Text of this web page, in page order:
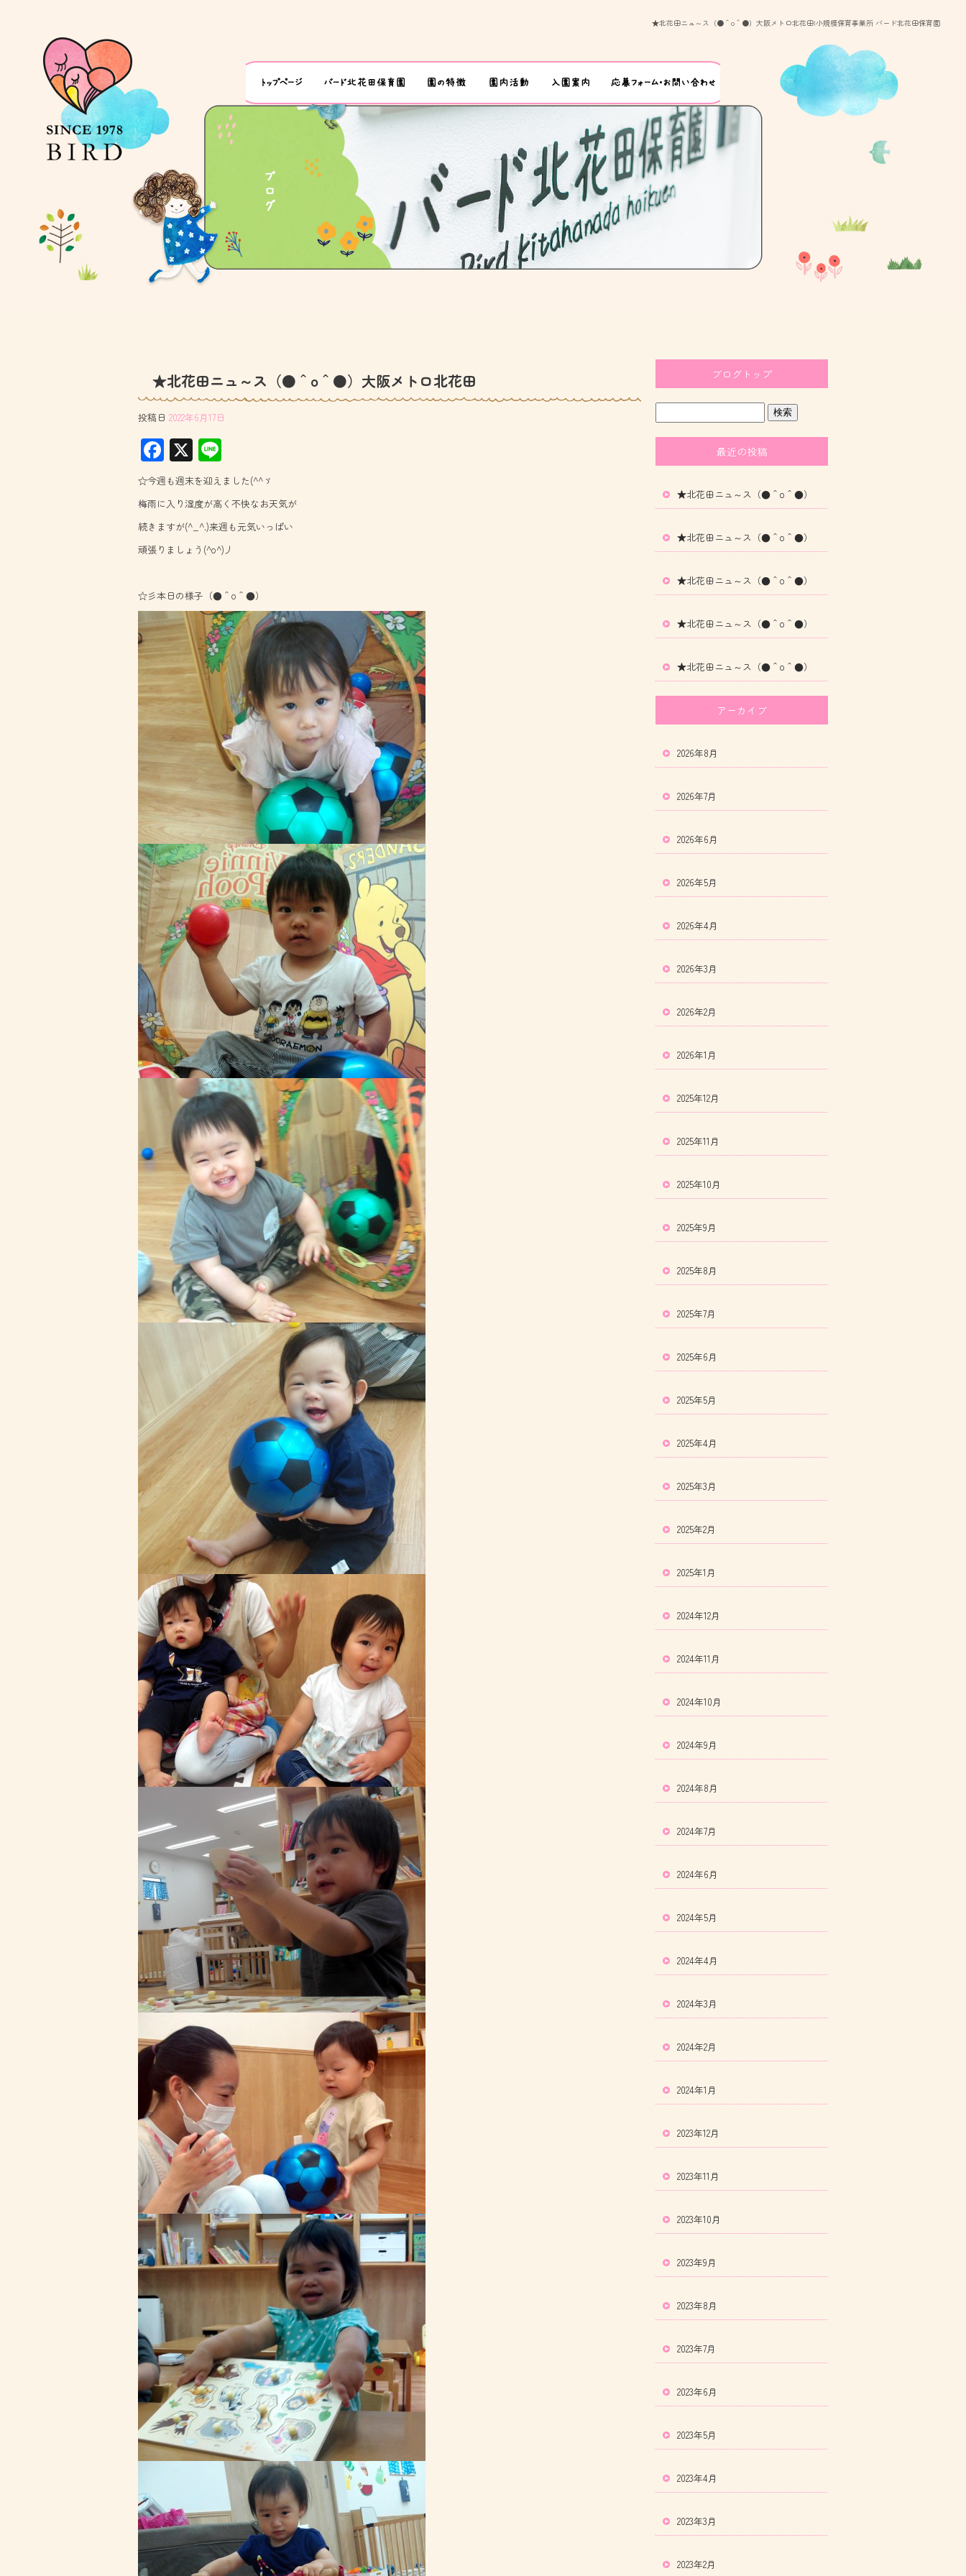
★北花田ニュ～ス（●＾o＾●）大阪メトロ北花田|小規模保育事業所 バード北花田保育園
★北花田ニュ～ス（●＾o＾●）大阪メトロ北花田
投稿日 2022年6月17日
F
ac
e
b
o
ok
X
ne
☆今週も週末を迎えました(^^ゞ
梅雨に入り湿度が高く不快なお天気が
続きますが(^_^.)来週も元気いっぱい
頑張りましょう(^o^)丿
☆彡本日の様子（●＾o＾●）
ブログトップ
最近の投稿
★北花田ニュ～ス（●＾o＾●）
★北花田ニュ～ス（●＾o＾●）
★北花田ニュ～ス（●＾o＾●）
★北花田ニュ～ス（●＾o＾●）
★北花田ニュ～ス（●＾o＾●）
アーカイブ
2026年8月
2026年7月
2026年6月
2026年5月
2026年4月
2026年3月
2026年2月
2026年1月
2025年12月
2025年11月
2025年10月
2025年9月
2025年8月
2025年7月
2025年6月
2025年5月
2025年4月
2025年3月
2025年2月
2025年1月
2024年12月
2024年11月
2024年10月
2024年9月
2024年8月
2024年7月
2024年6月
2024年5月
2024年4月
2024年3月
2024年2月
2024年1月
2023年12月
2023年11月
2023年10月
2023年9月
2023年8月
2023年7月
2023年6月
2023年5月
2023年4月
2023年3月
2023年2月